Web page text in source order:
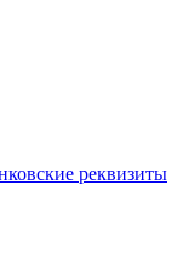
реквизиты